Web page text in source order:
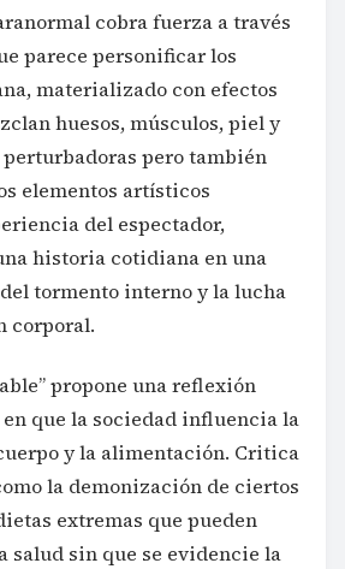
cobra fuerza a través
parece personificar los
materializado con efectos
huesos, músculos, piel y
perturbadoras pero también
elementos artísticos
del espectador,
historia cotidiana en una
tormento interno y la lucha
corporal.
propone una reflexión
que la sociedad influencia la
y la alimentación. Critica
la demonización de ciertos
extremas que pueden
salud sin que se evidencie la